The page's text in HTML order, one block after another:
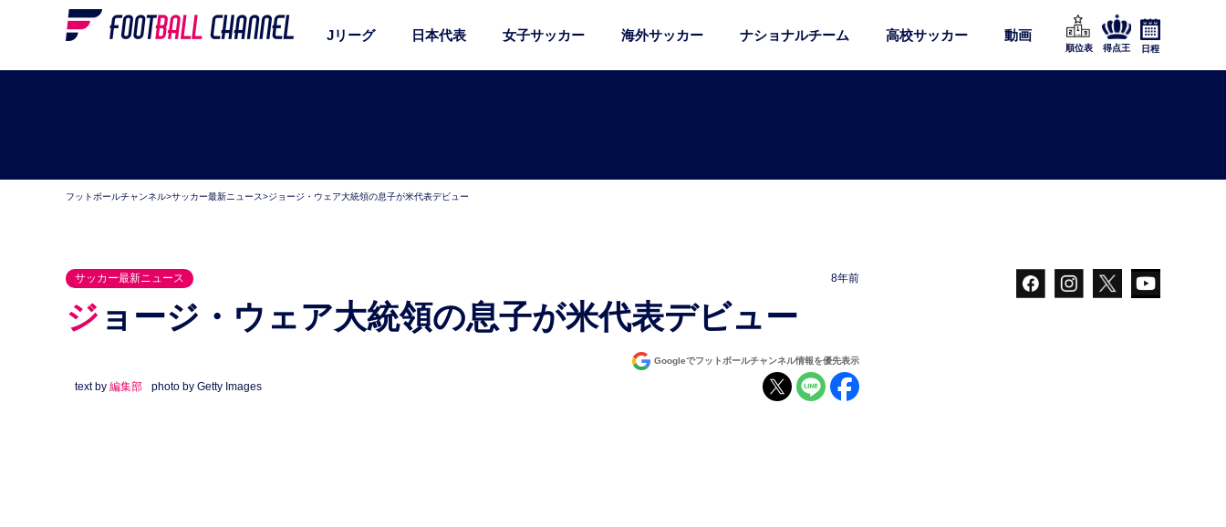
Jリーグ 日本代表 女子サッカー 海外サッカー ナショナルチーム 高校サッカー 動画
順位表 得点王 日程
フットボールチャンネル>サッカー最新ニュース>ジョージ・ウェア大統領の息子が米代表デビュー
サッカー最新ニュース 8年前
ジョージ・ウェア大統領の息子が米代表デビュー
Googleでフットボールチャンネル情報を優先表示
text by 編集部 photo by Getty Images